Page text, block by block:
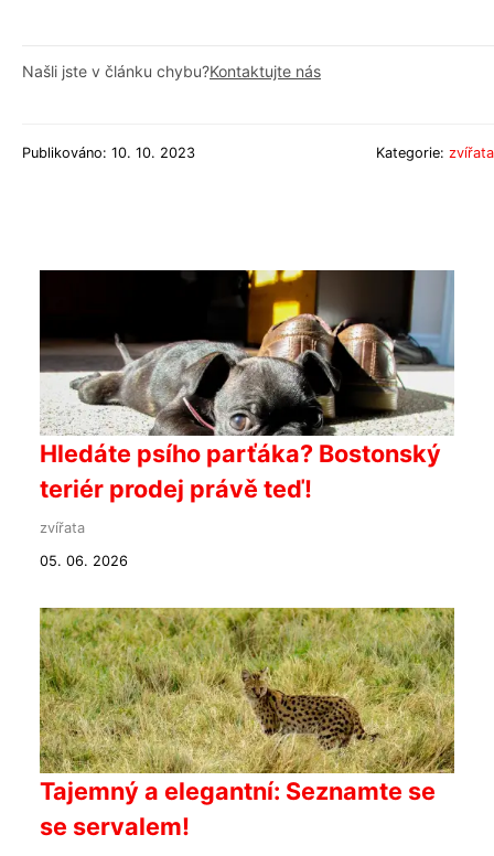
Našli jste v článku chybu?Kontaktujte nás
Publikováno: 10. 10. 2023 Kategorie: zvířata
Hledáte psího parťáka? Bostonský
teriér prodej právě teď!
zvířata
05. 06. 2026
Tajemný a elegantní: Seznamte se
se servalem!